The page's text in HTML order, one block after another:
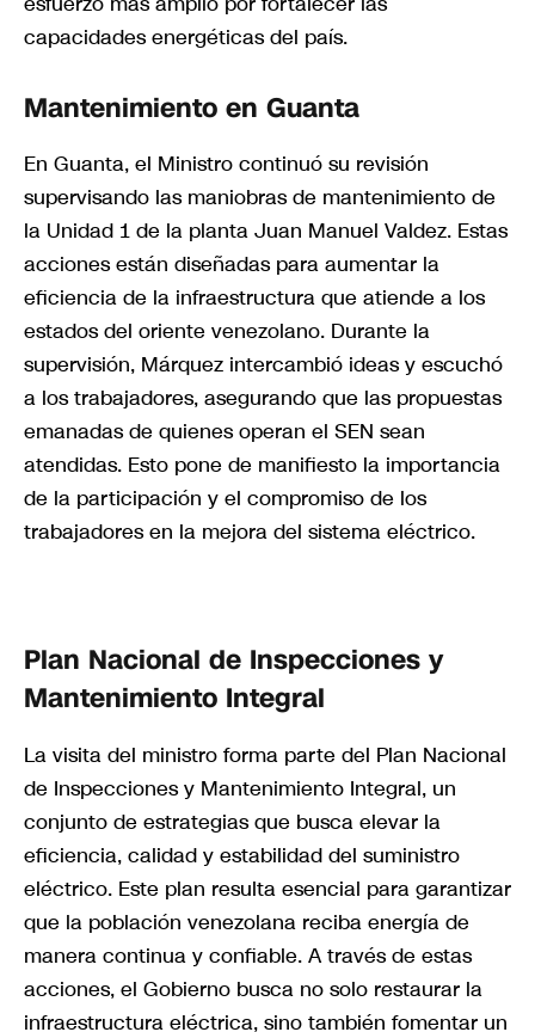
capacidades energéticas del país.
Mantenimiento en Guanta
En Guanta, el Ministro continuó su revisión
supervisando las maniobras de mantenimiento de
la Unidad 1 de la planta Juan Manuel Valdez. Estas
acciones están diseñadas para aumentar la
eficiencia de la infraestructura que atiende a los
estados del oriente venezolano. Durante la
supervisión, Márquez intercambió ideas y escuchó
a los trabajadores, asegurando que las propuestas
emanadas de quienes operan el SEN sean
atendidas. Esto pone de manifiesto la importancia
de la participación y el compromiso de los
trabajadores en la mejora del sistema eléctrico.
Plan Nacional de Inspecciones y
Mantenimiento Integral
La visita del ministro forma parte del Plan Nacional
de Inspecciones y Mantenimiento Integral, un
conjunto de estrategias que busca elevar la
eficiencia, calidad y estabilidad del suministro
eléctrico. Este plan resulta esencial para garantizar
que la población venezolana reciba energía de
manera continua y confiable. A través de estas
acciones, el Gobierno busca no solo restaurar la
infraestructura eléctrica, sino también fomentar un